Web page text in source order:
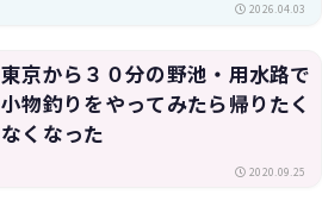
2026.04.03
東京から３０分の野池・用水路で
小物釣りをやってみたら帰りたく
なくなった
2020.09.25